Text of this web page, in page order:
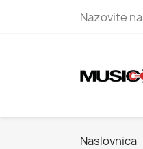
Nazovite
Naslovnica